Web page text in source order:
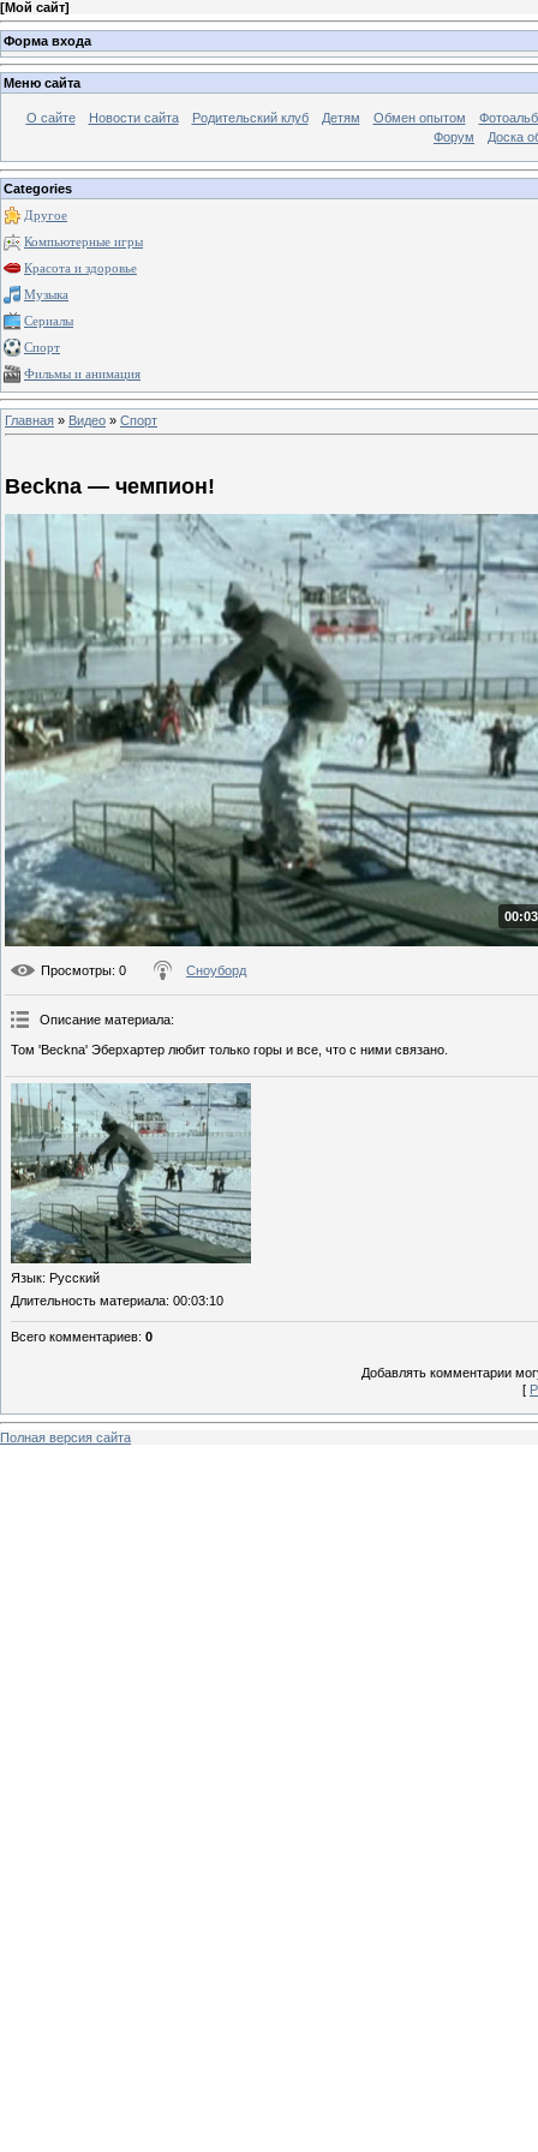
[Мой сайт]
Форма входа
Меню сайта
О сайте Новости сайта Родительский клуб Детям Обмен опытом
Форум
Доска
Categories
Другое
Компьютерные игры
Красота и здоровье
Музыка
Сериалы
Спорт
Фильмы и анимация
Главная » Видео » Спорт
Beckna — чемпион!
Просмотры: 0 Сноуборд
Описание материала:
Том 'Beckna' Эберхартер любит только горы и все, что с ними связано.
Язык: Русский
Длительность материала: 00:03:10
Всего комментариев: 0
Добавлять комментарии
[
Полная версия сайта